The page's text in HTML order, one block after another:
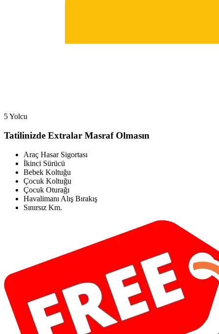
5 Yolcu
Tatilinizde Extralar Masraf Olmasın
Araç Hasar Sigortası
İkinci Sürücü
Bebek Koltuğu
Çocuk Koltuğu
Çocuk Oturağı
Havalimanı Alış Bırakış
Sınırsız Km.